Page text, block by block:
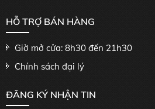
HỖ TRỢ BÁN HÀNG
Giờ mở cửa: 8h30 đến 21h30
Chính sách đại lý
ĐĂNG KÝ NHẬN TIN